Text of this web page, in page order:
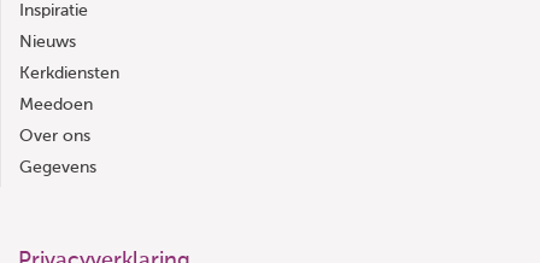
Inspiratie
Nieuws
Kerkdiensten
Meedoen
Over ons
Gegevens